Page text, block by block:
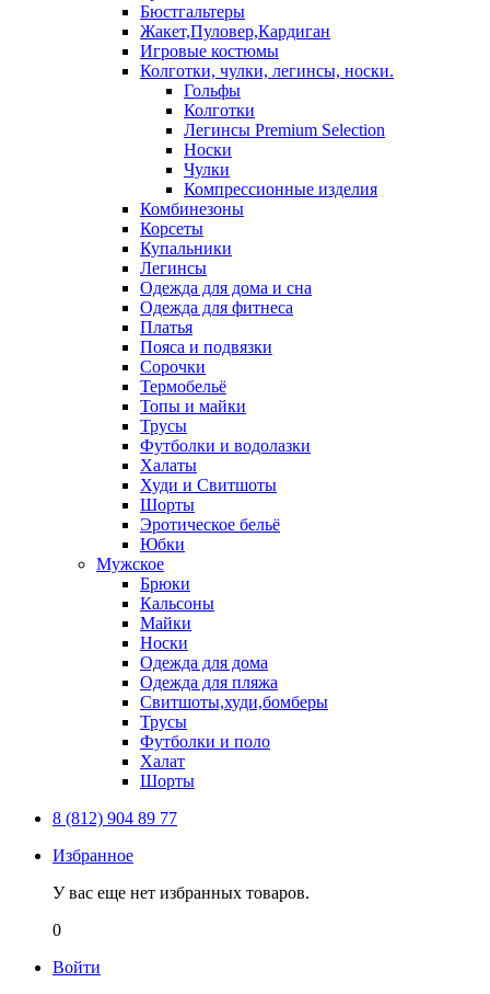
Бюстгальтеры
Жакет,Пуловер,Кардиган
Игровые костюмы
Колготки, чулки, легинсы, носки.
Гольфы
Колготки
Легинсы Premium Selection
Носки
Чулки
Компрессионные изделия
Комбинезоны
Корсеты
Купальники
Легинсы
Одежда для дома и сна
Одежда для фитнеса
Платья
Пояса и подвязки
Сорочки
Термобельё
Топы и майки
Трусы
Футболки и водолазки
Халаты
Худи и Свитшоты
Шорты
Эротическое бельё
Юбки
Мужское
Брюки
Кальсоны
Майки
Носки
Одежда для дома
Одежда для пляжа
Свитшоты,худи,бомберы
Трусы
Футболки и поло
Халат
Шорты
8 (812) 904 89 77
Избранное
У вас еще нет избранных товаров.
0
Войти